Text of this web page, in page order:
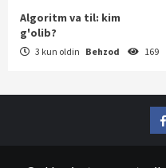
Algoritm va til: kim
g'olib?
3 kun oldin Behzod 169